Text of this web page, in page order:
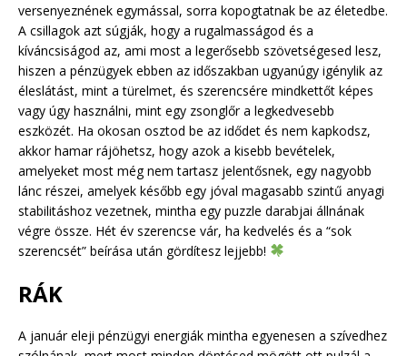
versenyeznének egymással, sorra kopogtatnak be az életedbe.
A csillagok azt súgják, hogy a rugalmasságod és a
kíváncsiságod az, ami most a legerősebb szövetségesed lesz,
hiszen a pénzügyek ebben az időszakban ugyanúgy igénylik az
éleslátást, mint a türelmet, és szerencsére mindkettőt képes
vagy úgy használni, mint egy zsonglőr a legkedvesebb
eszközét. Ha okosan osztod be az idődet és nem kapkodsz,
akkor hamar rájöhetsz, hogy azok a kisebb bevételek,
amelyeket most még nem tartasz jelentősnek, egy nagyobb
lánc részei, amelyek később egy jóval magasabb szintű anyagi
stabilitáshoz vezetnek, mintha egy puzzle darabjai állnának
végre össze. Hét év szerencse vár, ha kedvelés és a “sok
szerencsét” beírása után gördítesz lejjebb!
RÁK
A január eleji pénzügyi energiák mintha egyenesen a szívedhez